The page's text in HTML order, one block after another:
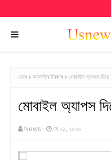
হোম অনলাইন ইনকাম মোবাইল অ্যাপস
মোবাইল অ্যাপস
News মে ২১, ২০২১